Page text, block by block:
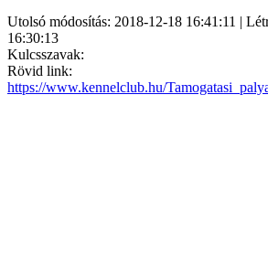
Utolsó módosítás: 2018-12-18 16:41:11 |
16:30:13
Kulcsszavak:
Rövid link:
https://www.kennelclub.hu/